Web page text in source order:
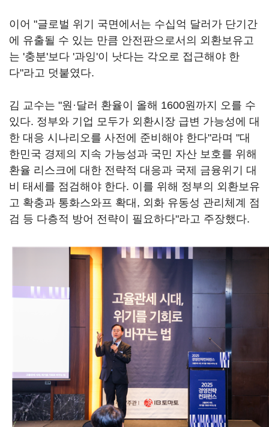
이어 "글로벌 위기 국면에서는 수십억 달러가 단기간
에 유출될 수 있는 만큼 안전판으로서의 외환보유고
는 '충분'보다 '과잉'이 낫다는 각오로 접근해야 한
다"라고 덧붙였다.
김 교수는 "원·달러 환율이 올해 1600원까지 오를 수
있다. 정부와 기업 모두가 외환시장 급변 가능성에 대
한 대응 시나리오를 사전에 준비해야 한다"라며 "대
한민국 경제의 지속 가능성과 국민 자산 보호를 위해
환율 리스크에 대한 전략적 대응과 국제 금융위기 대
비 태세를 점검해야 한다. 이를 위해 정부의 외환보유
고 확충과 통화스와프 확대, 외화 유동성 관리체계 점
검 등 다층적 방어 전략이 필요하다"라고 주장했다.